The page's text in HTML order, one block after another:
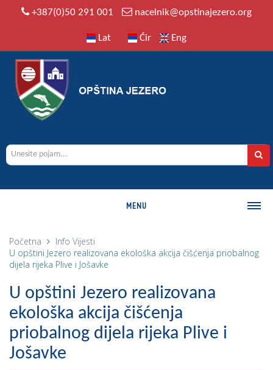
+387(0)50 291 001 nacelnik@opstinajezero.org
Lat Ćir Eng
MENU
Istorija
Geografija
Naseljena mjesta
Zanimljivosti
Početna Info Vijesti
U opštini Jezero realizovana ekološka akcija čišćenja priobalnog
dijela rijeka Plive i Jošavke
U opštini Jezero realizovana
ekološka akcija čišćenja
priobalnog dijela rijeka Plive i
Jošavke